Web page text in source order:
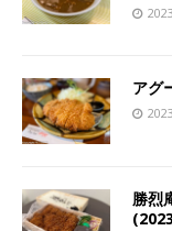
アグ
勝烈